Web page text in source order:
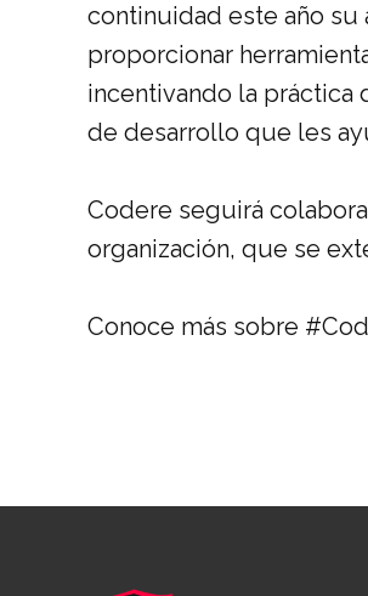
continuidad este año su
proporcionar
incentivando la práctica
de desarrollo que les
Codere seguirá
organización, que se
Conoce más sobre